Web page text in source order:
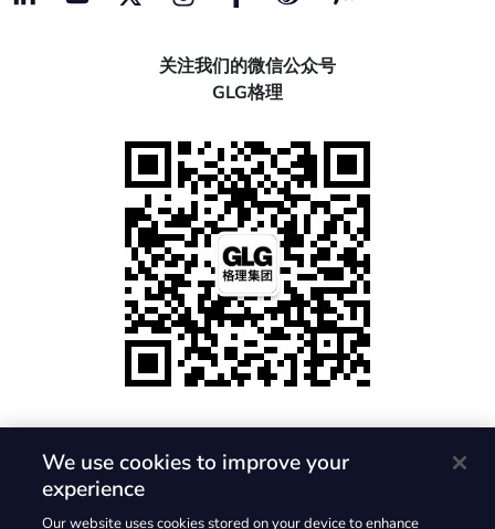
关注我们的微信公众号
GLG格理
隐私政策
We use cookies to improve your
experience
Our website uses cookies stored on your device to enhance